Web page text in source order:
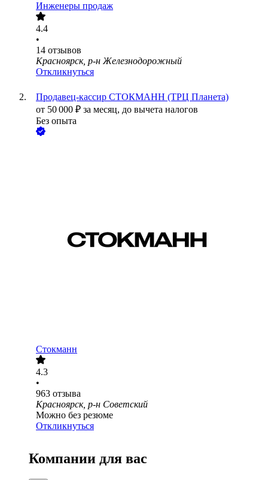
Инженеры продаж
4.4
•
14 отзывов
Красноярск, р-н Железнодорожный
Откликнуться
Продавец-кассир СТОКМАНН (ТРЦ Планета)
от 50 000 ₽ за месяц, до вычета налогов
Без опыта
Стокманн
4.3
•
963 отзыва
Красноярск, р-н Советский
Можно без резюме
Откликнуться
Компании для вас